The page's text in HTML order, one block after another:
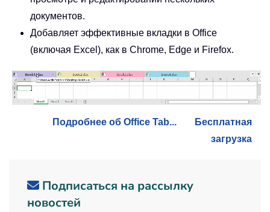
документов.
Добавляет эффективные вкладки в Office
(включая Excel), как в Chrome, Edge и Firefox.
Подробнее об Office Tab...
Бесплатная
загрузка
Подписаться на рассылку
новостей